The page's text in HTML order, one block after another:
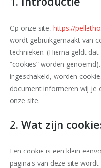
Op onze site, https://
wordt gebruikgemaakt van
technieken. (Hierna geldt
“cookies” worden
ingeschakeld, worden
document informeren wij je
onze site.
2. Wat zijn
Een cookie is een klein
pagina's van deze site